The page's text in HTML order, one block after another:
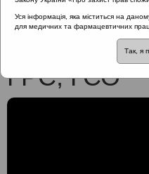
Клінічні
постановки
ГРС, ГСО
Уся інформація, яка міститься на
для медичних та фармацевтичних
Так, я